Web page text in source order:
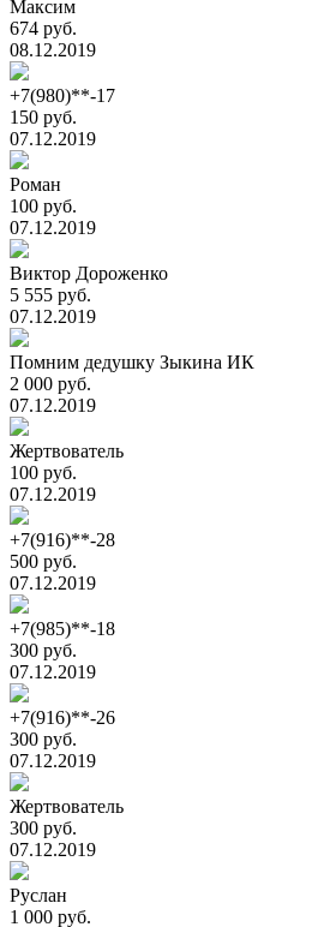
Максим
674 руб.
08.12.2019
+7(980)**-17
150 руб.
07.12.2019
Роман
100 руб.
07.12.2019
Виктор Дороженко
5 555 руб.
07.12.2019
Помним дедушку Зыкина ИК
2 000 руб.
07.12.2019
Жертвователь
100 руб.
07.12.2019
+7(916)**-28
500 руб.
07.12.2019
+7(985)**-18
300 руб.
07.12.2019
+7(916)**-26
300 руб.
07.12.2019
Жертвователь
300 руб.
07.12.2019
Руслан
1 000 руб.